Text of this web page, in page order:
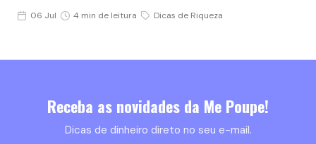
06 Jul 4 min de leitura Dicas de Riqueza
Receba as novidades da Me Poupe!
Dicas de dinheiro direto no seu e-mail.